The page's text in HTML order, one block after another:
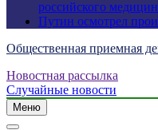
российского
Путин осмотрел
Общественная приемная
Новостная рассылка
Случайные новости
Меню